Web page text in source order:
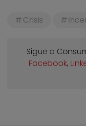
Crisis
Sigue a
Facebook,